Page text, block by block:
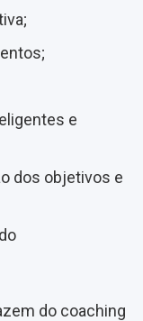
e
dos objetivos e
do coaching